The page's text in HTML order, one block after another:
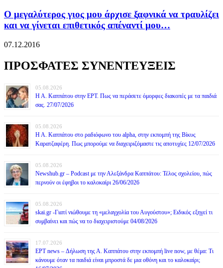
O μεγαλύτερος γιος μου άρχισε ξαφνικά να τραυλίζει
και να γίνεται επιθετικός απέναντί μου…
07.12.2016
ΠΡΟΣΦΑΤΕΣ ΣΥΝΕΝΤΕΥΞΕΙΣ
05.08.2026
Η Α. Καππάτου στην ΕΡΤ. Πως να περάσετε όμορφες διακοπές με τα παιδιά
σας. 27/07/2026
05.08.2026
Η Α. Καππάτου στο ραδιόφωνο του alpha, στην εκπομπή της Βίκυς
Καρατζαφέρη. Πως μπορούμε να διαχειριζόμαστε τις αποτυχίες 12/07/2026
05.08.2026
Newshub.gr – Podcast με την Αλεξάνδρα Καππάτου: Τέλος σχολείου, πώς
περνούν οι έφηβοι το καλοκαίρι 26/06/2026
05.08.2026
skai.gr -Γιατί νιώθουμε τη «μελαγχολία του Αυγούστου»; Ειδικός εξηγεί τι
συμβαίνει και πώς να το διαχειριστούμε 04/08/2026
17.07.2026
ΕΡΤ news – Δήλωση της Α. Καππάτου στην εκπομπή live now, με θέμα: Τι
κάνουμε όταν τα παιδιά είναι μπροστά δε μια οθόνη και το καλοκαίρι;